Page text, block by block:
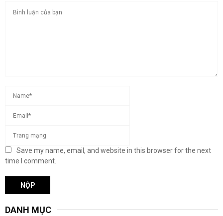
Save my name, email, and website in this browser for the next
time I comment.
DANH MỤC